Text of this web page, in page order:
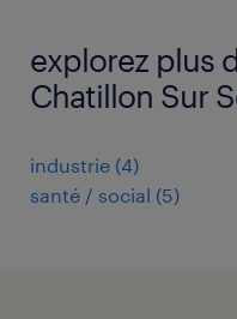
explorez plus
Chatillon Sur
industrie (4)
santé / social (5)